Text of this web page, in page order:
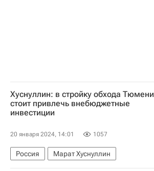
Хуснуллин: в стройку обхода Тюмени
стоит привлечь внебюджетные
инвестиции
20 января 2024, 14:01 1057
Россия Марат Хуснуллин